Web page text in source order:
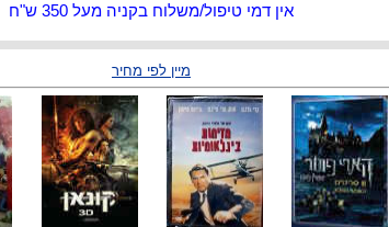
אין דמי טיפול/משלוח בקניה מעל 350 ש"ח
מיין לפי מחיר